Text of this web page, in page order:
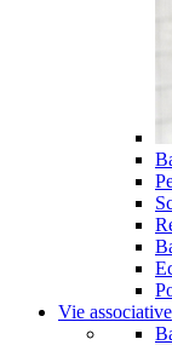
Vie associative